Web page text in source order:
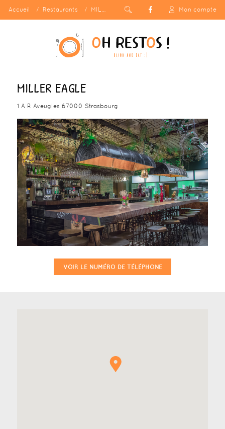
Accueil Restaurants MILLER EAGLE Mon compte
MILLER EAGLE
1 A R Aveugles 67000 Strasbourg
VOIR LE NUMÉRO DE TÉLÉPHONE